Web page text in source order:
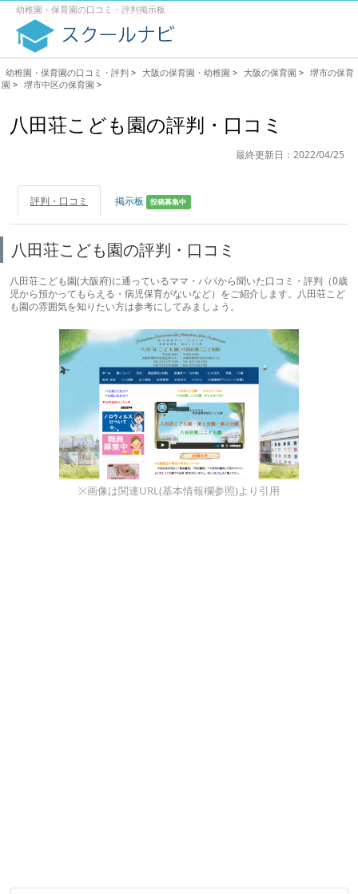
幼稚園・保育園の口コミ・評判掲示板
幼稚園・保育園の口コミ・評判 > 大阪の保育園・幼稚園 > 大阪の保育園 > 堺市の保育
園 > 堺市中区の保育園 >
八田荘こども園の評判・口コミ
最終更新日：2022/04/25
評判・口コミ 掲示板 投稿募集中
八田荘こども園の評判・口コミ
八田荘こども園(大阪府)に通っているママ・パパから聞いた口コミ・評判（0歳
児から預かってもらえる・病児保育がないなど）をご紹介します。八田荘こど
も園の雰囲気を知りたい方は参考にしてみましょう。
※画像は関連URL(基本情報欄参照)より引用